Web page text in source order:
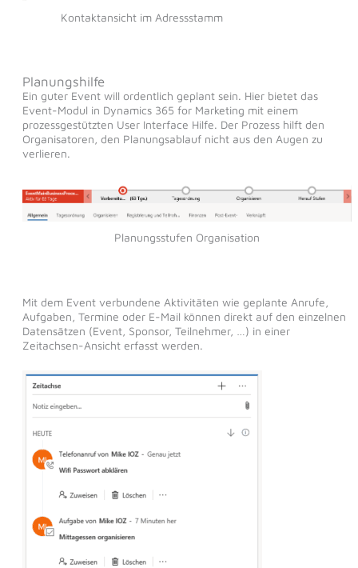
Kontaktansicht im Adressstamm
Planungshilfe
Ein guter Event will ordentlich geplant sein. Hier bietet das
Event-Modul in Dynamics 365 for Marketing mit einem
prozessgestützten User Interface Hilfe. Der Prozess hilft den
Organisatoren, den Planungsablauf nicht aus den Augen zu
verlieren.
Planungsstufen Organisation
Mit dem Event verbundene Aktivitäten wie geplante Anrufe,
Aufgaben, Termine oder E-Mail können direkt auf den einzelnen
Datensätzen (Event, Sponsor, Teilnehmer, …) in einer
Zeitachsen-Ansicht erfasst werden.